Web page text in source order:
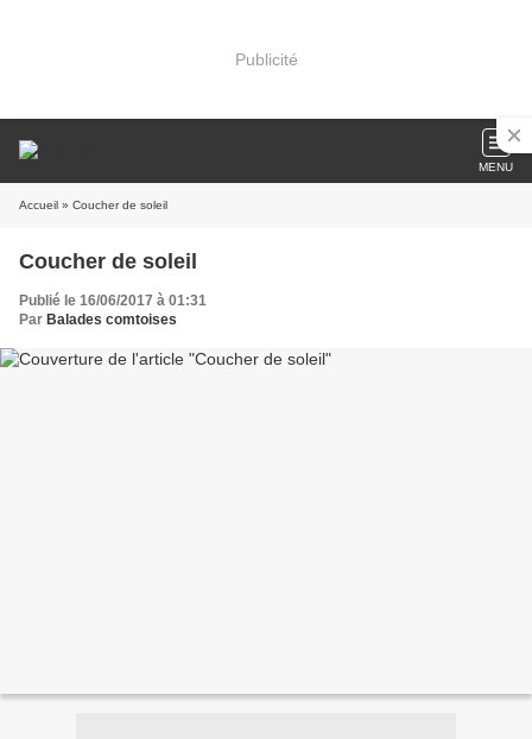
Publicité
MENU
Accueil » Coucher de soleil
Coucher de soleil
Publié le 16/06/2017 à 01:31
Par Balades comtoises